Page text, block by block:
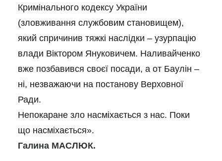
Кримінального кодексу України
(зловживання службовим становищем),
який спричинив тяжкі наслідки – узурпацію
влади Віктором Януковичем. Наливайченко
вже позбавився своєї посади, а от Баулін –
ні, незважаючи на постанову Верховної
Ради.
Непокаране зло насміхається з нас. Поки
що насміхається».
Галина МАСЛЮК.